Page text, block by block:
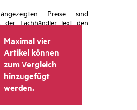
Preise sind
der Fachhändler legt den
Gebühren wie
und Versandkosten
Der vom Fachhändler
kann von
Fachhändler und dem
Richtpreis abweichen. Die
können zeitlich begrenzte
enthalten. HPE behält
Maximal vier
Artikel können
zum Vergleich
hinzugefügt
werden.